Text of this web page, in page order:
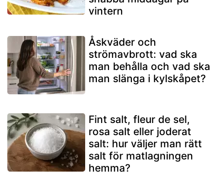
vintern
Åskväder och
strömavbrott: vad ska
man behålla och vad ska
man slänga i kylskåpet?
Fint salt, fleur de sel,
rosa salt eller joderat
salt: hur väljer man rätt
salt för matlagningen
hemma?